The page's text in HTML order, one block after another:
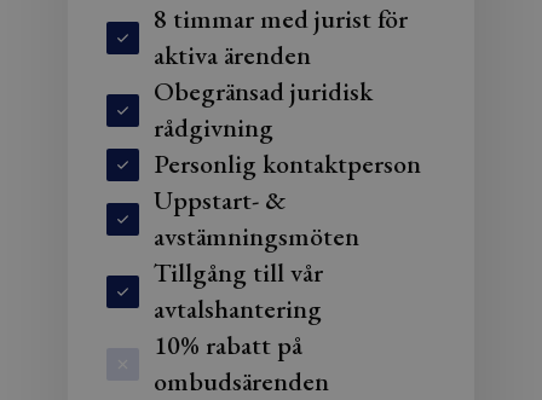
8 timmar med jurist för
aktiva ärenden
Obegränsad juridisk
rådgivning
Personlig kontaktperson
Uppstart- &
avstämningsmöten
Tillgång till vår
avtalshantering
10% rabatt på
ombudsärenden